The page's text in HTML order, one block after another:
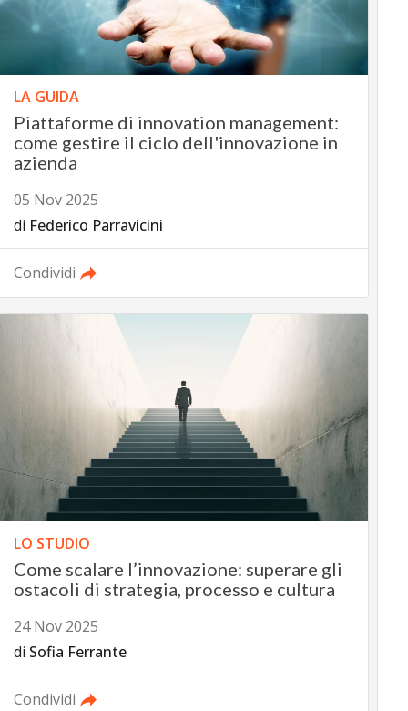
LA GUIDA
Piattaforme di innovation management:
come gestire il ciclo dell'innovazione in
azienda
05 Nov 2025
di Federico Parravicini
Condividi
LO STUDIO
Come scalare l’innovazione: superare gli
ostacoli di strategia, processo e cultura
24 Nov 2025
di Sofia Ferrante
Condividi